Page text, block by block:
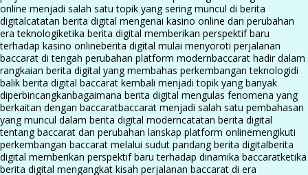
online menjadi salah satu topik yang sering muncul di berita
digitalcatatan berita digital mengenai kasino online dan perubahan
era teknologiketika berita digital memberikan perspektif baru
terhadap kasino onlineberita digital mulai menyoroti perjalanan
baccarat di tengah perubahan platform modernbaccarat hadir dalam
rangkaian berita digital yang membahas perkembangan teknologidi
balik berita digital baccarat kembali menjadi topik yang banyak
diperbincangkanbagaimana berita digital mengulas fenomena yang
berkaitan dengan baccaratbaccarat menjadi salah satu pembahasan
yang muncul dalam berita digital moderncatatan berita digital
tentang baccarat dan perubahan lanskap platform onlinemengikuti
perkembangan baccarat melalui sudut pandang berita digitalberita
digital memberikan perspektif baru terhadap dinamika baccaratketika
berita digital mengangkat kisah perjalanan baccarat di era